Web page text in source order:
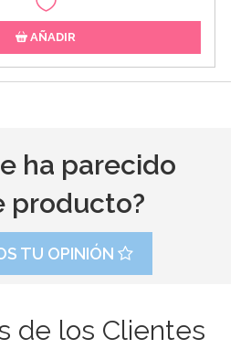
AÑADIR
ha parecido
producto?
TU OPINIÓN
de los Clientes